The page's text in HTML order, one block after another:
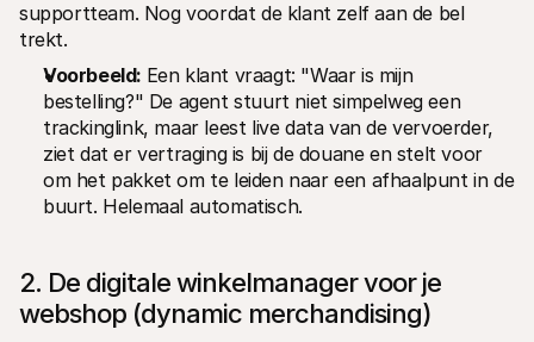
supportteam. Nog voordat de klant zelf aan de bel
trekt.
Voorbeeld: Een klant vraagt: "Waar is mijn
bestelling?" De agent stuurt niet simpelweg een
trackinglink, maar leest live data van de vervoerder,
ziet dat er vertraging is bij de douane en stelt voor
om het pakket om te leiden naar een afhaalpunt in de
buurt. Helemaal automatisch.
2. De digitale winkelmanager voor je
webshop (dynamic merchandising)